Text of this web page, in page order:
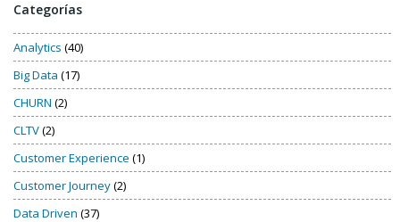
Categorías
Analytics (40)
Big Data (17)
CHURN (2)
CLTV(2)
Customer Experience (1)
Customer Journey(2)
Data Driven (37)